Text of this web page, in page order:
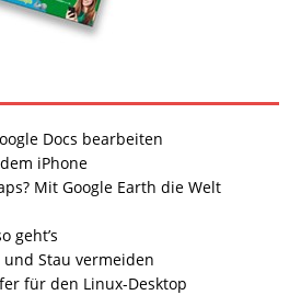
Docs bearbeiten
iPhone
Mit Google Earth die Welt
geht’s
Stau vermeiden
für den Linux-Desktop